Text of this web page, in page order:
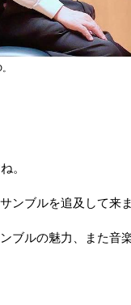
。
ンブルを追及して来ま
ブルの魅力、また音